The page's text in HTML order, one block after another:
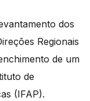
dos
Regionais
de um
de
(IFAP).